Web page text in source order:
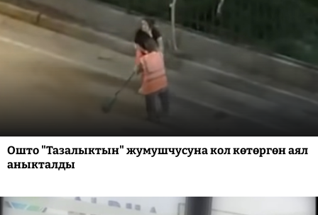
Ошто "Тазалыктын" жумушчусуна кол көтөргөн аял
аныкталды